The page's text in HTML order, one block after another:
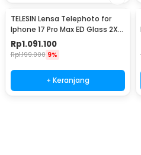
TELESIN Lensa Telephoto for
Iphone 17 Pro Max ED Glass 2X
200mm - P5-FLT-015-TIP
Rp1.091.100
Rp1.199.000 9%
+ Keranjang